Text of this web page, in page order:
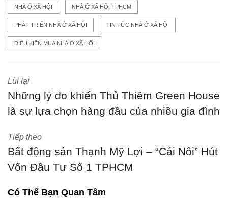
NHÀ Ở XÃ HỘI NHÀ Ở XÃ HỘI TPHCM
PHÁT TRIỂN NHÀ Ở XÃ HỘI TIN TỨC NHÀ Ở XÃ HỘI
ĐIỀU KIỆN MUA NHÀ Ở XÃ HỘI
Lùi lại
Những lý do khiến Thủ Thiêm Green House
là sự lựa chọn hàng đầu của nhiều gia đình
Tiếp theo
Bất động sản Thạnh Mỹ Lợi – “Cái Nôi” Hút
Vốn Đầu Tư Số 1 TPHCM
Có Thể Bạn Quan Tâm